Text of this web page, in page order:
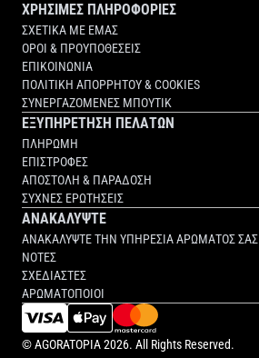
ΧΡΗΣΙΜΕΣ ΠΛΗΡΟΦΟΡΙΕΣ
ΣΧΕΤΙΚΑ ΜΕ ΕΜΑΣ
ΟΡΟΙ & ΠΡΟΥΠΟΘΕΣΕΙΣ
ΕΠΙΚΟΙΝΩΝΙΑ
ΠΟΛΙΤΙΚΗ ΑΠΟΡΡΗΤΟΥ & COOKIES
ΣΥΝΕΡΓΑΖΟΜΕΝΕΣ ΜΠΟΥΤΙΚ
ΕΞΥΠΗΡΕΤΗΣΗ ΠΕΛΑΤΩΝ
ΠΛΗΡΩΜΗ
ΕΠΙΣΤΡΟΦΕΣ
ΑΠΟΣΤΟΛΗ & ΠΑΡΑΔΟΣΗ
ΣΥΧΝΕΣ ΕΡΩΤΗΣΕΙΣ
ΑΝΑΚΑΛΥΨΤΕ
ΑΝΑΚΑΛΥΨΤΕ ΤΗΝ ΥΠΗΡΕΣΙΑ ΑΡΩΜΑΤΟΣ ΣΑΣ
ΝΟΤΕΣ
ΣΧΕΔΙΑΣΤΕΣ
ΑΡΩΜΑΤΟΠΟΙΟΙ
©AGORATOPIA2026. All Rights Reserved.